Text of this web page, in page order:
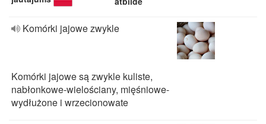
Komórki jajowe zwykle
Komórki jajowe są zwykle kuliste,
nabłonkowe-wielościany, mięśniowe-
wydłużone i wrzecionowate